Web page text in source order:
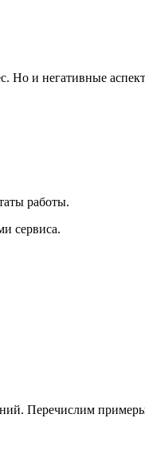
Но и негативные
работы.
сервиса.
Перечислим